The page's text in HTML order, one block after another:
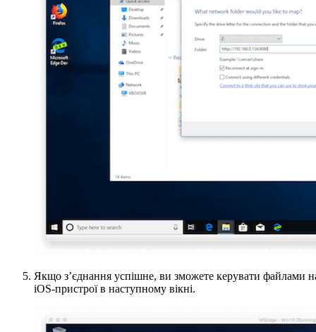
Якщо з’єднання успішне, ви зможете керувати файлами
iOS-пристрої в наступному вікні.